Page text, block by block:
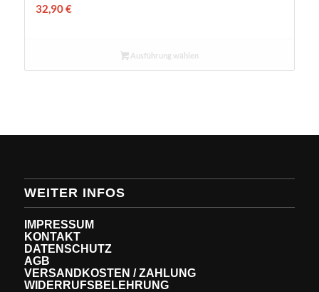
32,90€
Ausführung wählen
WEITER INFOS
IMPRESSUM
KONTAKT
DATENSCHUTZ
AGB
VERSANDKOSTEN / ZAHLUNG
WIDERRUFSBELEHRUNG